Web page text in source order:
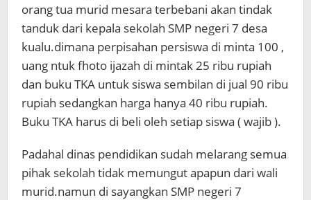
orang tua murid mesara terbebani akan tindak
tanduk dari kepala sekolah SMP negeri 7 desa
kualu.dimana perpisahan persiswa di minta 100 ,
uang ntuk fhoto ijazah di mintak 25 ribu rupiah
dan buku TKA untuk siswa sembilan di jual 90 ribu
rupiah sedangkan harga hanya 40 ribu rupiah.
Buku TKA harus di beli oleh setiap siswa ( wajib ).
Padahal dinas pendidikan sudah melarang semua
pihak sekolah tidak memungut apapun dari wali
murid.namun di sayangkan SMP negeri 7